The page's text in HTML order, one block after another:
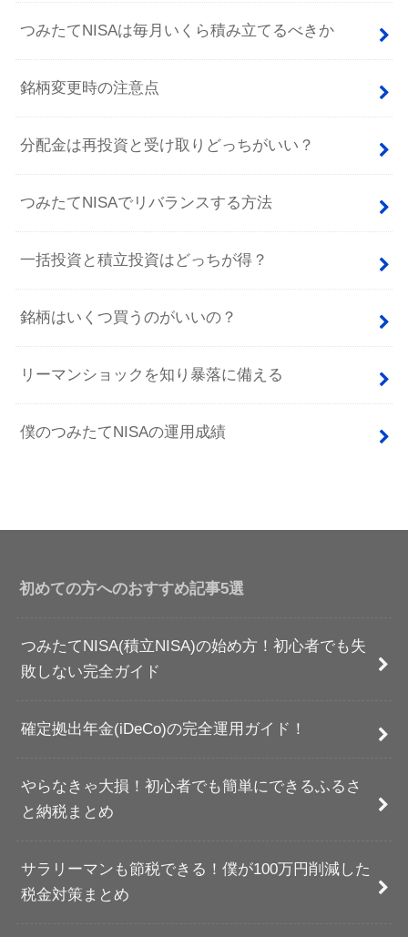
つみたてNISAは毎月いくら積み立てるべきか
銘柄変更時の注意点
分配金は再投資と受け取りどっちがいい？
つみたてNISAでリバランスする方法
一括投資と積立投資はどっちが得？
銘柄はいくつ買うのがいいの？
リーマンショックを知り暴落に備える
僕のつみたてNISAの運用成績
初めての方へのおすすめ記事5選
つみたてNISA(積立NISA)の始め方！初心者でも失
敗しない完全ガイド
確定拠出年金(iDeCo)の完全運用ガイド！
やらなきゃ大損！初心者でも簡単にできるふるさ
と納税まとめ
サラリーマンも節税できる！僕が100万円削減した
税金対策まとめ